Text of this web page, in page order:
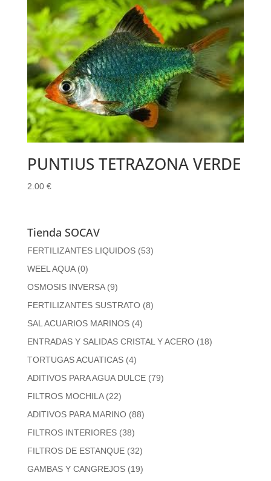
PUNTIUS TETRAZONA VERDE
2.00 €
Tienda SOCAV
FERTILIZANTES LIQUIDOS (53)
WEEL AQUA (0)
OSMOSIS INVERSA (9)
FERTILIZANTES SUSTRATO (8)
SAL ACUARIOS MARINOS (4)
ENTRADAS Y SALIDAS CRISTAL Y ACERO (18)
TORTUGAS ACUATICAS (4)
ADITIVOS PARA AGUA DULCE (79)
FILTROS MOCHILA (22)
ADITIVOS PARA MARINO (88)
FILTROS INTERIORES (38)
FILTROS DE ESTANQUE (32)
GAMBAS Y CANGREJOS (19)